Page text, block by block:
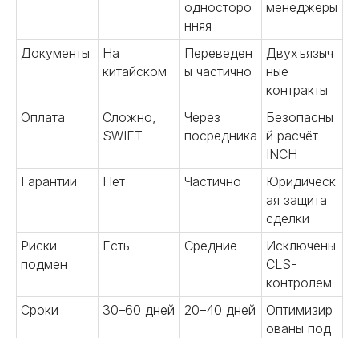
односторо
нняя
менеджеры
Документы
На
китайском
Переведен
ы частично
Двухъязыч
ные
контракты
Оплата
Сложно,
SWIFT
Через
посредника
Безопасны
й расчёт
INCH
Гарантии
Нет Частично
Юридическ
ая защита
сделки
Риски
подмен
Есть Средние
Исключены
CLS-
контролем
Сроки
30–60 дней 20–40 дней
Оптимизир
ованы под
Поиск надежных
и фабрики в Китае. Проведем
Предлагаем полный комплекс услуг
«под ключ» или сотрудничество в
рамках конкретной задачи. Решения
зависят от того, какие задачи стоят
Наши услуги в
Китае